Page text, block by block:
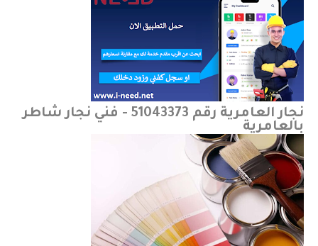
نجار العامرية رقم 51043373 - فني نجار شاطر
بالعامرية